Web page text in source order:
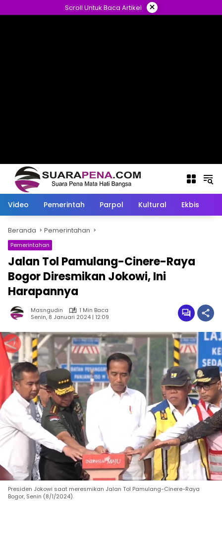
ke
Scroll Untuk Baca Artikel ×
Video Pemerintah Parpol Kultural Ekbis
Beranda Pemerintahan
Pemerintahan
Jalan Tol Pamulang-Cinere-Raya
Bogor Diresmikan Jokowi, Ini
Harapannya
Masngudin
1 Min Baca
Senin, 8 Januari 2024 | 12:09
Presiden Jokowi saat meresmikan Jalan Tol Pamulang-Cinere-Raya
Bogor, Senin (8/1/2024).